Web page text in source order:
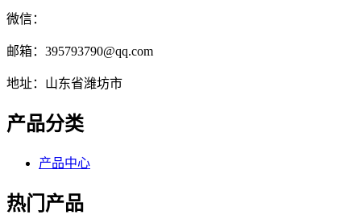
微信：
邮箱：395793790@qq.com
地址：山东省潍坊市
产品分类
产品中心
热门产品